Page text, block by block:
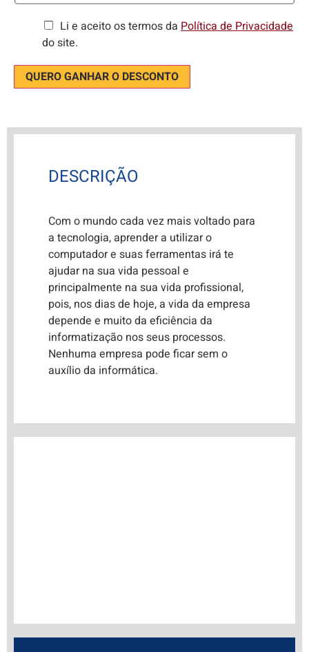
Li e aceito os termos da Política dePrivacidade
do site.
QUERO GANHAR O DESCONTO
DESCRIÇÃO
Com o mundo cada vez mais voltado para
a tecnologia, aprender a utilizar o
computador e suas ferramentas irá te
ajudar na sua vida pessoal e
principalmente na sua vida profissional,
pois, nos dias de hoje, a vida da empresa
depende e muito da eficiência da
informatização nos seus processos.
Nenhuma empresa pode ficar sem o
auxílio da informática.